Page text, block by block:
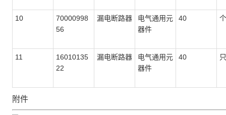
10
70000998
56
漏电断路器
电气通用元
器件
40 个
11
16010135
22
漏电断路器
电气通用元
器件
40 只
附件